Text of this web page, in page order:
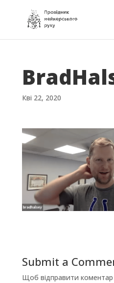
Кві 22, 2020
Submit a
Щоб відправити